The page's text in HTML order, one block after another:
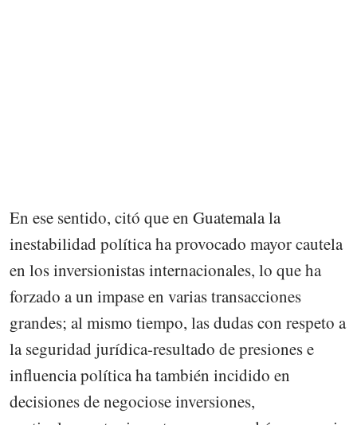
En ese sentido, citó que en Guatemala la
inestabilidad política ha provocado mayor cautela
en los inversionistas internacionales, lo que ha
forzado a un impase en varias transacciones
grandes; al mismo tiempo, las dudas con respeto a
la seguridad jurídica-resultado de presiones e
influencia política ha también incidido en
decisiones de negociose inversiones,